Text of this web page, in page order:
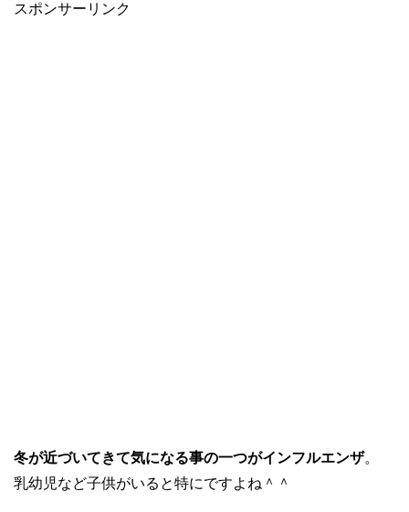
スポンサーリンク
冬が近づいてきて気になる事の一つがインフルエンザ。
乳幼児など子供がいると特にですよね＾＾